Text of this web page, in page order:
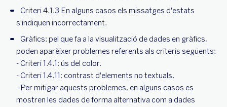
Criteri 4.1.3 En alguns casos els missatges d'estats
s'indiquen incorrectament.
Gràfics: pel que fa a la visualització de dades en gràfics,
poden aparèixer problemes referents als criteris següents:
- Criteri 1.4.1: ús del color.
- Criteri 1.4.11: contrast d'elements no textuals.
- Per mitigar aquests problemes, en alguns casos es
mostren les dades de forma alternativa com a dades